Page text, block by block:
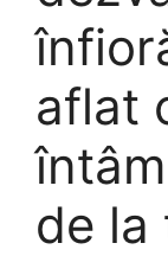
aflat
de la